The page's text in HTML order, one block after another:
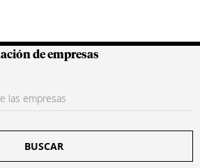
Colombianas
de empresas
BUSCAR